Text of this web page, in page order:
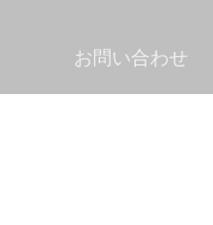
お問い合わせ